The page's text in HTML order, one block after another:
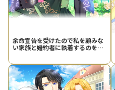
余命宣告を受けたので私を顧みな
い家族と婚約者に執着するのをや